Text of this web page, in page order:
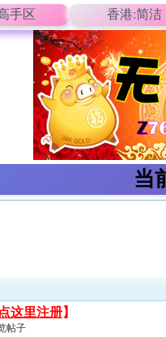
手区 香港:简洁
当
点这里注册】
帖子